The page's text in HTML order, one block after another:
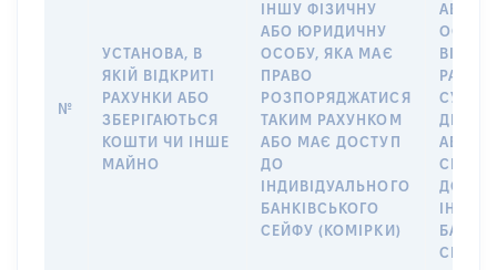
№
УСТАНОВА, В
ЯКІЙ ВІДКРИТІ
РАХУНКИ АБО
ЗБЕРІГАЮТЬСЯ
КОШТИ ЧИ ІНШЕ
МАЙНО
ІНШУ ФІЗИЧНУ
АБО ЮРИДИЧНУ
ОСОБУ, ЯКА МАЄ
ПРАВО
РОЗПОРЯДЖАТИСЯ
ТАКИМ РАХУНКОМ
АБО МАЄ ДОСТУП
ДО
ІНДИВІДУАЛЬНОГО
БАНКІВСЬКОГО
СЕЙФУ (КОМІРКИ)
АБО
АБО
СІМ’Ї
СЕЙФУ